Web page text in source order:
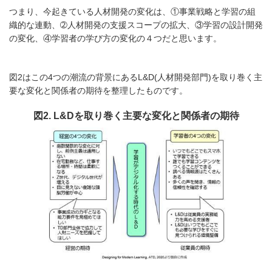
つまり、今起きている人材開発の変化は、①事業戦略と学習の組
織的な連動、➁人材開発の支援スコープの拡大、③学習の設計開発
の変化、④学習者の学び方の変化の４つだと思います。
図2はこの4つの潮流の背景にあるL&D(人材開発部門)を取り巻く主
要な変化と関係者の期待を整理したものです。
図2. L&Dを取り巻く主要な変化と関係者の期待